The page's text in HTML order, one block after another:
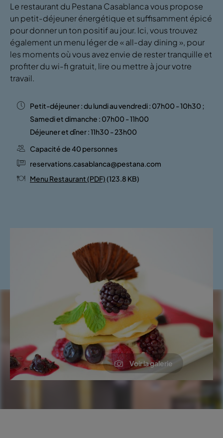
Voir la galerie
Le restaurant du Pestana Casablanca vous propose
un petit-déjeuner énergétique et suffisamment épicé
pour donner un ton positif au jour. Ici, vous trouvez
également un menu léger de « all-day dining », pour
les moments où vous avez envie de rester tranquille et
profiter du wi-fi gratuit, lire ou mettre à jour votre
travail.
Petit-déjeuner : du lundi au vendredi : 07h00 - 10h30 ;
Samedi et dimanche : 07h00 - 11h00
Déjeuner et dîner : 11h30 - 23h00
Capacité de 40 personnes
reservations.casablanca@pestana.com
Menu Restaurant (PDF)(123.8 KB)